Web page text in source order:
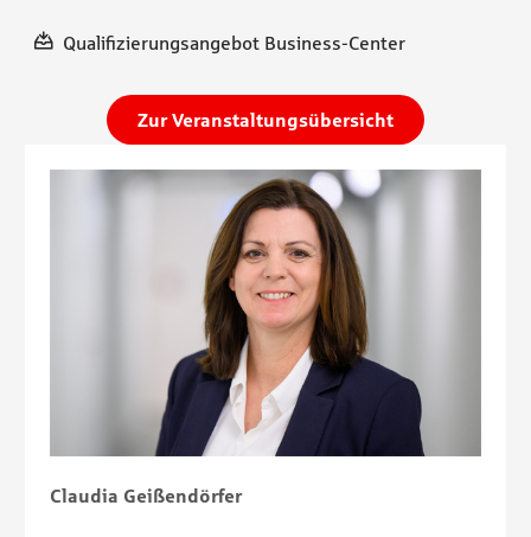
Qualifizierungsangebot Business-Center
Zur Veranstaltungsübersicht
Claudia Geißendörfer